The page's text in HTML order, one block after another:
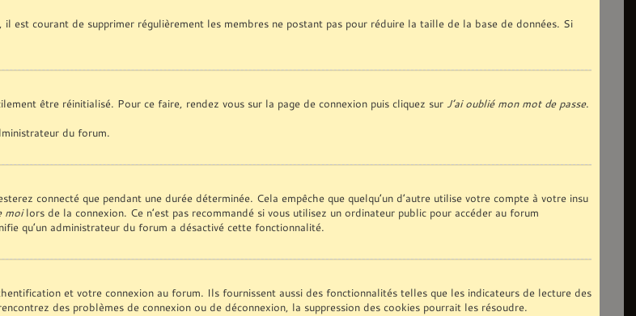
est courant de supprimer régulièrement les membres ne postant pas pour réduire la taille de la base de données. Si
être réinitialisé. Pour ce faire, rendez vous sur la page de connexion puis cliquez sur J’ai oublié mon mot de passe.
du forum.
connecté que pendant une durée déterminée. Cela empêche que quelqu’un d’autre utilise votre compte à votre insu
moilors de la connexion. Ce n’est pas recommandé si vous utilisez un ordinateur public pour accéder au forum
qu’un administrateur du forum a désactivé cette fonctionnalité.
et votre connexion au forum. Ils fournissent aussi des fonctionnalités telles que les indicateurs de lecture des
des problèmes de connexion ou de déconnexion, la suppression des cookies pourrait les résoudre.